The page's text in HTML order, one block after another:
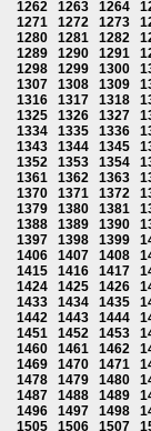
1262
1263 1264
1271
1272 1273
1280
1281 1282
1289
1290 1291
1298
1299 1300
1307
1308 1309
1316
1317 1318
1325
1326 1327
1334
1335 1336
1343
1344 1345
1352
1353 1354
1361
1362 1363
1370
1371 1372
1379
1380 1381
1388
1389 1390
1397
1398 1399
1406
1407 1408
1415
1416 1417
1424
1425 1426
1433
1434 1435
1442
1443 1444
1451
1452 1453
1460
1461 1462
1469
1470 1471
1478
1479 1480
1487
1488 1489
1496
1497 1498
1505
1506 1507